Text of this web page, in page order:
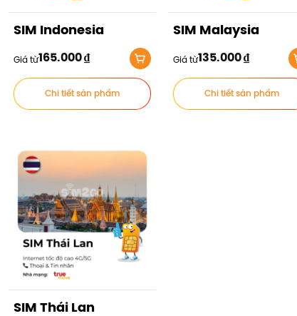
SIM Indonesia
Giá từ165.000₫
Chi tiết sản phẩm
SIM Malaysia
Giá từ135.000₫
Chi tiết sản phẩm
SIM Thái Lan